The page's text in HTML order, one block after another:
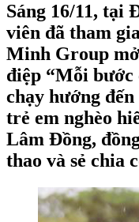
Sáng 16/11, tại
viên đã tham
Minh Group
điệp “Mỗi bước
chạy hướng
trẻ em nghèo
Lâm Đồng,
thao và sẻ chia